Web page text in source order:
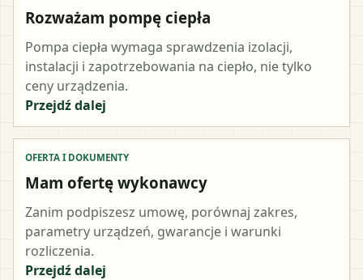
Rozważam pompę ciepła
Pompa ciepła wymaga sprawdzenia izolacji,
instalacji i zapotrzebowania na ciepło, nie tylko
ceny urządzenia.
Przejdź dalej
OFERTA I DOKUMENTY
Mam ofertę wykonawcy
Zanim podpiszesz umowę, porównaj zakres,
parametry urządzeń, gwarancje i warunki
rozliczenia.
Przejdź dalej